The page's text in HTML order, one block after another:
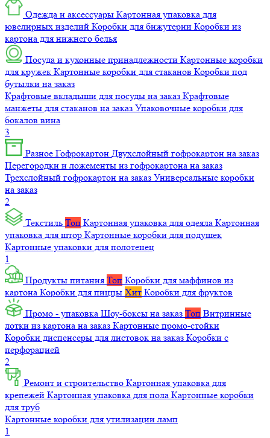
Одежда и аксессуары Картонная упаковка для
ювелирных изделий Коробки для бижутерии Коробки из
картона для нижнего белья
Посуда и кухонные принадлежности Картонные коробки
для кружек Картонные коробки для стаканов Коробки под
бутылки на заказ
Крафтовые вкладыши для посуды на заказ Крафтовые
манжеты для стаканов на заказ Упаковочные коробки для
бокалов вина
3
Разное Гофрокартон Двухслойный гофрокартон на заказ
Перегородки и ложементы из гофрокартона на заказ
Трехслойный гофрокартон на заказ Универсальные коробки
на заказ
2
Текстиль Топ Картонная упаковка для одеяла Картонная
упаковка для штор Картонные коробки для подушек
Картонные упаковки для полотенец
1
Продукты питания Топ Коробки для маффинов из
картона Коробки для пиццы Хит Коробки для фруктов
Промо - упаковка Шоу-боксы на заказ Топ Витринные
лотки из картона на заказ Картонные промо-стойки
Коробки диспенсеры для листовок на заказ Коробки с
перфорацией
2
Ремонт и строительство Картонная упаковка для
крепежей Картонная упаковка для пола Картонные коробки
для труб
Картонные коробки для утилизации ламп
1